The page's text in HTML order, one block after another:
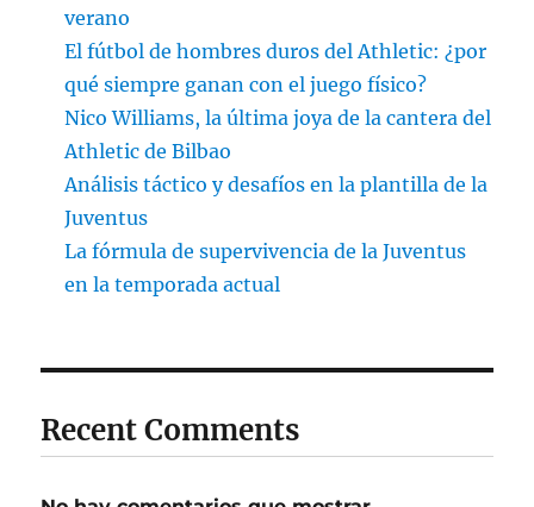
verano
El fútbol de hombres duros del Athletic: ¿por
qué siempre ganan con el juego físico?
Nico Williams, la última joya de la cantera del
Athletic de Bilbao
Análisis táctico y desafíos en la plantilla de la
Juventus
La fórmula de supervivencia de la Juventus
en la temporada actual
Recent Comments